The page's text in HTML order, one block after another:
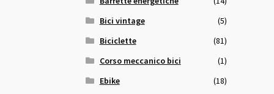
Bici vintage
(5)
Biciclette
(81)
Corso meccanico bici
(1)
Ebike
(18)